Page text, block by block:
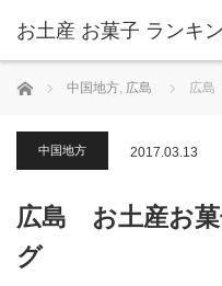
お土産 お菓子 ランキ
ホーム 中国地方, 広島 広島
中国地方 2017.03.13
広島 お土産お菓
グ